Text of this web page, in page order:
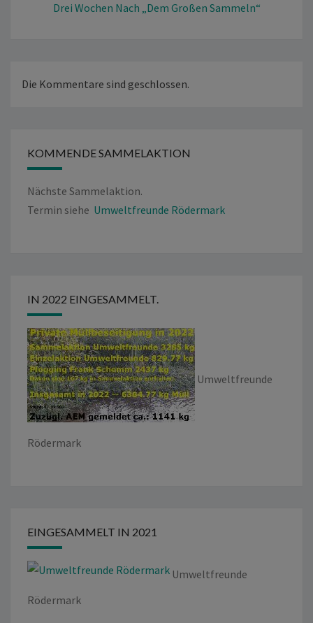
Drei Wochen Nach „dem Großen Sammeln“
Die Kommentare sind geschlossen.
KOMMENDE SAMMELAKTION
Nächste Sammelaktion.
Termin siehe Umweltfreunde Rödermark
IN 2022 EINGESAMMELT.
Umweltfreunde
Rödermark
EINGESAMMELT IN 2021
Umweltfreunde
Rödermark